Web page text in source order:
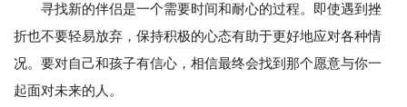
寻找新的伴侣是一个需要时间和耐心的过程。即使遇到挫
折也不要轻易放弃，保持积极的心态有助于更好地应对各种情
况。要对自己和孩子有信心，相信最终会找到那个愿意与你一
起面对未来的人。